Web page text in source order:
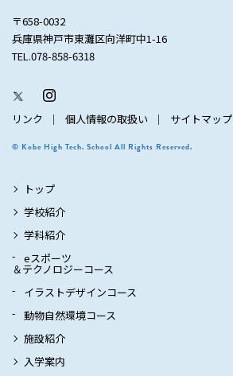
〒658-0032
兵庫県神戸市東灘区向洋町中1-16
TEL.078-858-6318
リンク 個人情報の取扱い サイトマップ
© Kobe High Tech. School All Rights Reserved.
トップ
学校紹介
学科紹介
eスポーツ
＆テクノロジーコース
イラストデザインコース
動物自然環境コース
施設紹介
入学案内